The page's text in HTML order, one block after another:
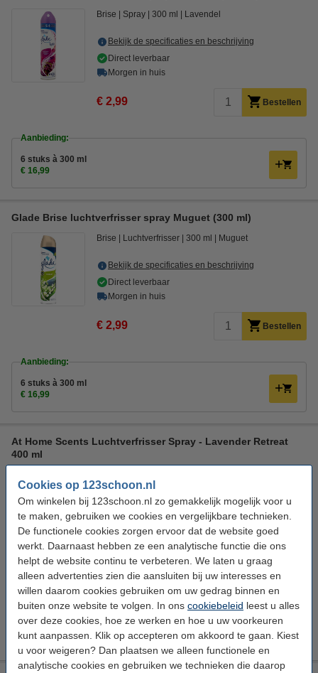
Cookies op 123schoon.nl
Om winkelen bij 123schoon.nl zo gemakkelijk mogelijk voor u
te maken, gebruiken we cookies en vergelijkbare technieken.
De functionele cookies zorgen ervoor dat de website goed
werkt. Daarnaast hebben ze een analytische functie die ons
helpt de website continu te verbeteren. We laten u graag
alleen advertenties zien die aansluiten bij uw interesses en
willen daarom cookies gebruiken om uw gedrag binnen en
buiten onze website te volgen. In ons cookiebeleid leest u alles
over deze cookies, hoe ze werken en hoe u uw voorkeuren
kunt aanpassen. Klik op accepteren om akkoord te gaan. Kiest
u voor weigeren? Dan plaatsen we alleen functionele en
analytische cookies en gebruiken we technieken die daarop
Brise Spray 300 ml Lavendel
Bekijk de specificaties en beschrijving
Direct leverbaar
Morgen in huis
€ 2,99 Bestellen
Aanbieding:
6 stuks à 300 ml
€ 16,99
Glade Brise luchtverfrisser spray Muguet (300 ml)
Brise Luchtverfrisser 300 ml Muguet
Bekijk de specificaties en beschrijving
Direct leverbaar
Morgen in huis
€ 2,99 Bestellen
Aanbieding:
6 stuks à 300 ml
€ 16,99
At Home Scents Luchtverfrisser Spray - Lavender Retreat
400 ml
Bekijk de specificaties en beschrijving
Direct leverbaar
Morgen in huis
€ 2,99 Bestellen
6 stuks à 400 ml
€ 15,99